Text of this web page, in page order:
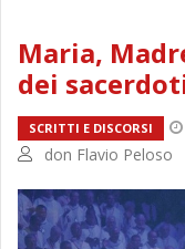
Maria,
dei
SCRITTI E DISCORSI
don Flavio Peloso